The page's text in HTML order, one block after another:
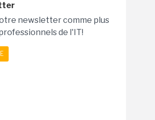
newsletter comme plus
de l'IT!